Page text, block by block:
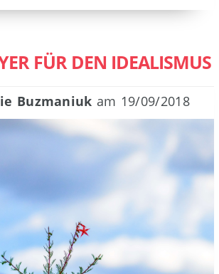
FÜR DEN IDEALISMUS
Buzmaniuk am 19/09/2018